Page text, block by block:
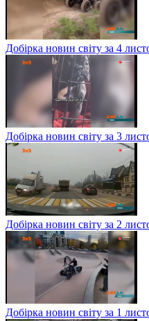
Добірка новин світу за 4
Добірка новин світу за 3
Добірка новин світу за 2
Добірка новин світу за 1